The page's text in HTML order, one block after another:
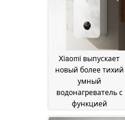
Xiaomi выпускает
новый более тихий
умный
водонагреватель с
функцией